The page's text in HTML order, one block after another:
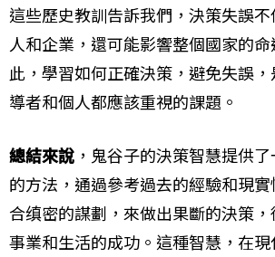
這些歷史教訓告訴我們，決策失誤
人和企業，還可能影響整個國家的
此，學習如何正確決策，避免失誤
導者和個人都應該重視的課題。
總結來說 ，鬼谷子的決策智慧提供
的方法，通過參考過去的經驗和現
合缜密的謀劃，來做出果斷的決策
事業和生活的成功。這種智慧，在